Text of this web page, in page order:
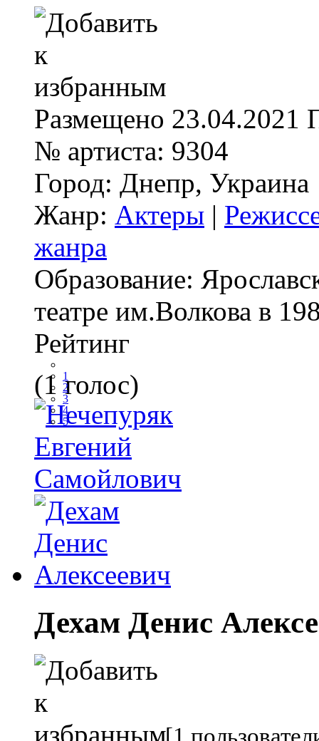
Размещено 23.04.2021
№ артиста: 9304
Город: Днепр, Украина
Жанр: Актеры |
жанра
Образование:
театре им.Волкова в
Рейтинг
1
2
3
4
5
(1 голос)
Дехам Денис